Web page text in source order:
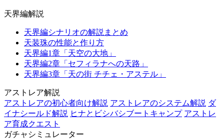
天界編解説
天界編シナリオの解説まとめ
天装珠の性能と作り方
天界編1章「天空の大地」
天界編2章「セフィラナへの天路」
天界編3章「天の街 チチェ・アステル」
アストレア解説
アストレアの初心者向け解説 アストレアのシステム解説 ダ
イナシールド解説 ヒナとビシバシブートキャンプ アストレ
ア育成クエスト
ガチャシミュレーター